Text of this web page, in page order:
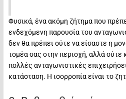
Φυσικά, ένα ακόμη ζήτημα που
ενδεχόμενη παρουσία του
δεν θα πρέπει ούτε να είσαστε η
τομέα σας στην περιοχή, αλλά ούτε
πολλές ανταγωνιστικές
κατάσταση. Η ισορροπία είναι το